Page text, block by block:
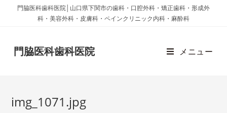
門脇医科歯科医院│山口県下関市の歯科・口腔外科・矯正歯科・形成外
科・美容外科・皮膚科・ペインクリニック内科・麻酔科
門脇医科歯科医院 メニュー
img_1071.jpg